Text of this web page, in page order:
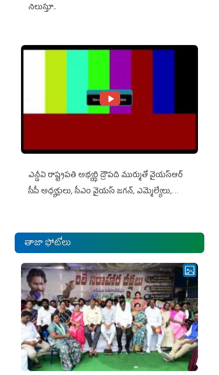
నిలుస్తూ..
ఎన్డీఏ రాష్ట్ర‌ప‌తి అభ్య‌ర్థి ద్రౌప‌ది ముర్ముతో వైయ‌స్ఆర్
సీపీ అధ్య‌క్షులు, సీఎం వైయ‌స్ జ‌గ‌న్, ఎమ్మెల్యేలు,
తాజా ఫోటోలు